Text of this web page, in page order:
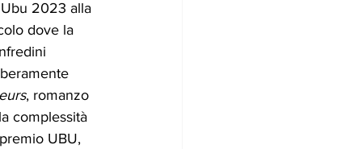
2023 alla
dove la
, romanzo
complessità
UBU,